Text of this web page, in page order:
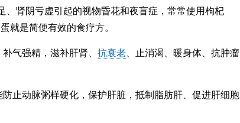
、肾阴亏虚引起的视物昏花和夜盲症，常常使用枸杞
就是简便有效的食疗方。
气强精，滋补肝肾、 抗衰老 、止消渴、暖身体、抗肿瘤
止动脉粥样硬化，保护肝脏，抵制脂肪肝、促进肝细胞